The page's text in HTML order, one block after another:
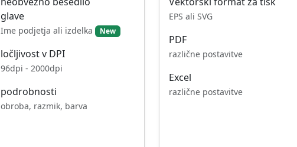
glave
Ime podjetja ali izdelka New
ločljivost v DPI
96dpi - 2000dpi
podrobnosti
obroba, razmik, barva
EPS ali SVG
PDF
različne postavitve
Excel
različne postavitve